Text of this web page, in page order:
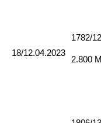
18/12.04.2023
1782/
2.800